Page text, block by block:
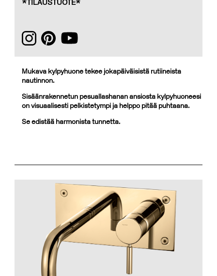
*TILAUSTUOTE*
Mukava kylpyhuone tekee jokapäiväisistä rutiineista
nautinnon.
Sisäänrakennetun pesuallashanan ansiosta kylpyhuoneesi
on visuaalisesti pelkistetympi ja helppo pitää puhtaana.
Se edistää harmonista tunnetta.